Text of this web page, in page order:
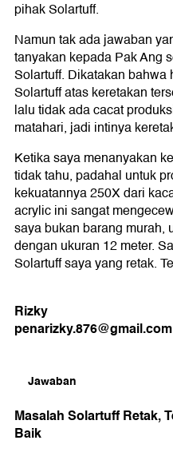
pihak Solartuff.
Namun tak ada jawaban
tanyakan kepada Pak Ang
Solartuff. Dikatakan
Solartuff atas keretakan
lalu tidak ada cacat
matahari, jadi intinya
Ketika saya menanyakan
tidak tahu, padahal untuk
kekuatannya 250X dari
acrylic ini sangat
saya bukan barang murah,
dengan ukuran 12 meter.
Solartuff saya yang retak.
Rizky
penarizky.876@gmail.com
Jawaban
Masalah Solartuff Retak,
Baik